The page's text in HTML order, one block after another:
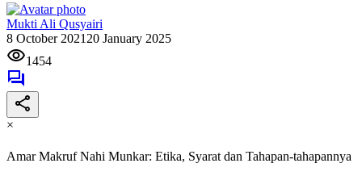
Mukti Ali Qusyairi
8 October 2021 20 January 2025
1454
×
Amar Makruf Nahi Munkar: Etika, Syarat dan Tahapan-tahapannya